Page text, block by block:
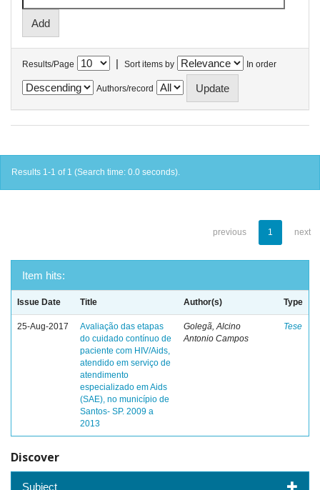
Results/Page | Sort items by In order
Authors/record
Results 1-1 of 1 (Search time: 0.0 seconds).
previous 1 next
Item hits:
Issue Date Title Author(s) Type
25-Aug-2017
Avaliação das etapas
do cuidado contínuo de
paciente com HIV/Aids,
atendido em serviço de
atendimento
especializado em Aids
(SAE), no município de
Santos- SP. 2009 a
2013
Golegã, Alcino
Antonio Campos
Tese
Discover
Subject